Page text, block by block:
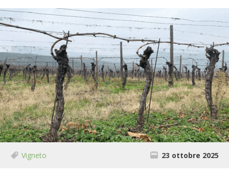
VIGNETO
ALLEVAMENTI
BIODIVERSITÀ
CUCINA
PRODOTTI
FARFALLE DELLA CAMPAGNA
Vigneto 23 ottobre 2025